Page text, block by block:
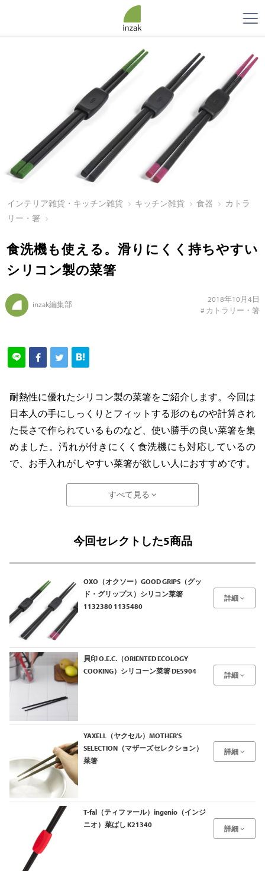
インテリア雑貨・キッチン雑貨 キッチン雑貨 食器
カトラ
リー・箸
食洗機も使える。滑りにくく持ちやすい
シリコン製の菜箸
inzak編集部
2018年10月4日
# カトラリー・箸
耐熱性に優れたシリコン製の菜箸をご紹介します。今回は
日本人の手にしっくりとフィットする形のものや計算され
た長さで作られているものなど、使い勝手の良い菜箸を集
めました。汚れが付きにくく食洗機にも対応しているの
で、お手入れがしやすい菜箸が欲しい人におすすめです。
すべて見る
今回セレクトした5商品
OXO（オクソー）GOOD GRIPS（グッ
ド・グリップス）シリコン菜箸
1132380 1135480
詳細
貝印 O.E.C.（ORIENTED ECOLOGY
COOKING）シリコーン菜箸 DE5904
詳細
YAXELL（ヤクセル）MOTHER'S
SELECTION（マザーズセレクション）
菜箸
詳細
T-fal（ティファール）ingenio（インジ
ニオ）菜ばし K21340
詳細